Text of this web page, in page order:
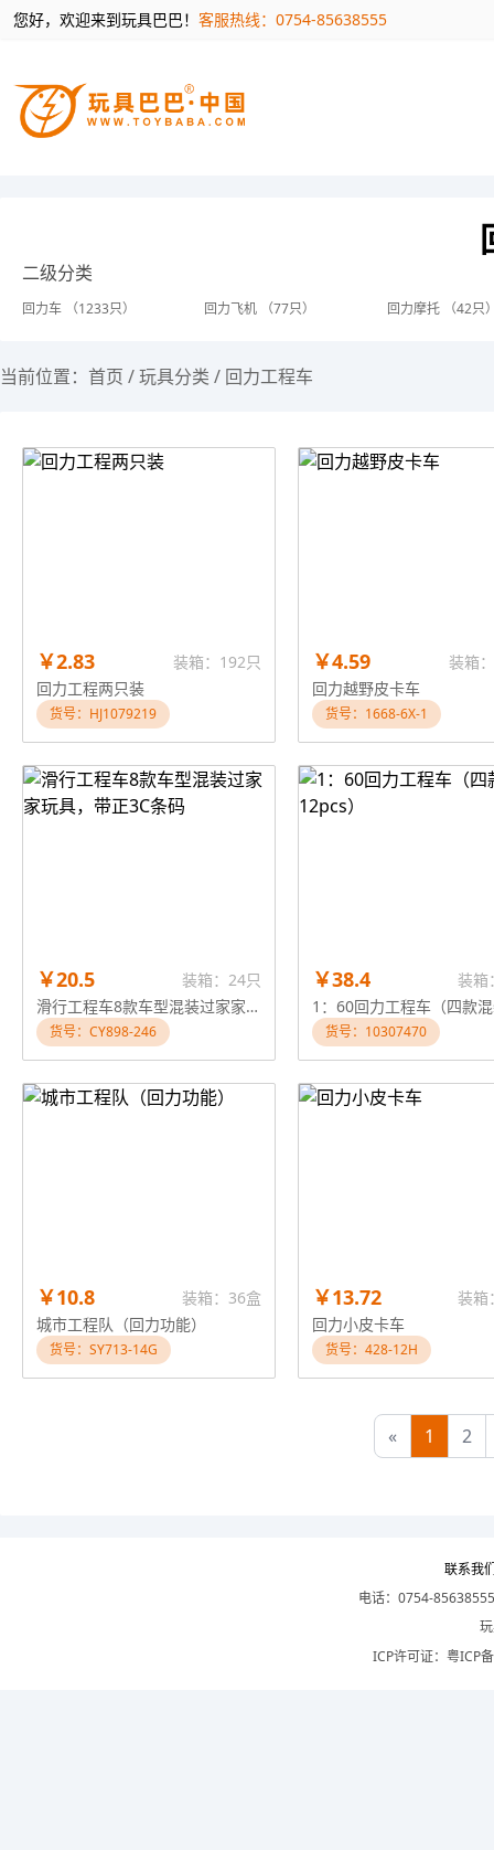
您好，欢迎来到玩具巴巴！ 客服热线：0754-85638555
二级分类
回力车 （1233只） 回力飞机 （77只） 回力摩托 （42只
当前位置： 首页 /玩具分类 / 回力工程车
￥2.83
装箱：192只
回力工程两只装
货号：HJ1079219
￥4.59
装箱
回力越野皮卡车
货号：1668-6X-1
￥20.5
装箱：24只
滑行工程车8款车型混装过家家玩具，带正3C条码
货号：CY898-246
￥38.4 装箱
货号：10307470
￥10.8
装箱：36盒
城市工程队（回力功能）
货号：SY713-14G
￥13.72
装箱
回力小皮卡车
货号：428-12H
« 1 2
联系我
电话：0754-
ICP许可证： 粤ICP